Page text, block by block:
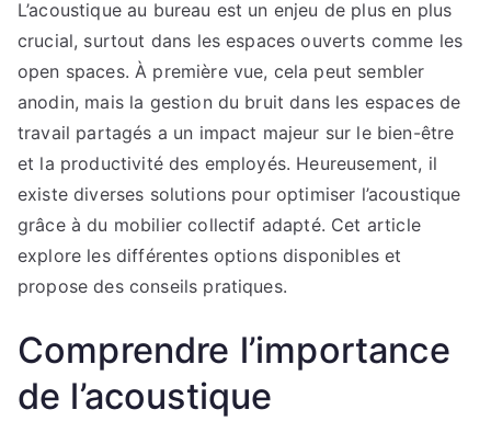
L’acoustique au bureau est un enjeu de plus en plus
crucial, surtout dans les espaces ouverts comme les
open spaces. À première vue, cela peut sembler
anodin, mais la gestion du bruit dans les espaces de
travail partagés a un impact majeur sur le bien-être
et la productivité des employés. Heureusement, il
existe diverses solutions pour optimiser l’acoustique
grâce à du mobilier collectif adapté. Cet article
explore les différentes options disponibles et
propose des conseils pratiques.
Comprendre l’importance
de l’acoustique